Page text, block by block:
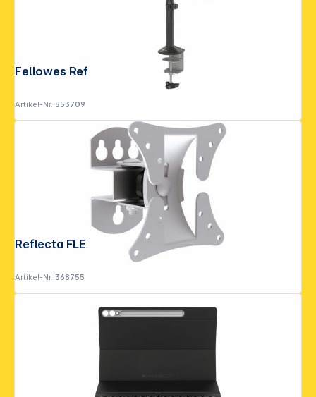
Fellowes Reflex Doppelmonitorarm
Artikel-Nr.:553709
Reflecta FLEXO 27-1010T
Artikel-Nr.:368755
Folgen Sie uns auf